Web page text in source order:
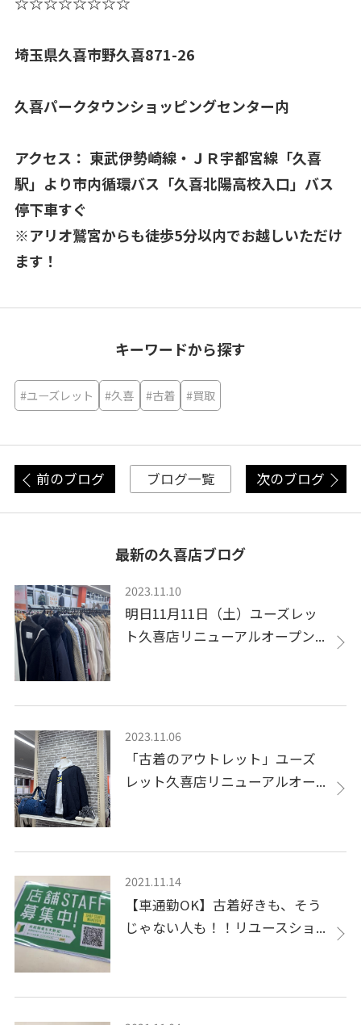
埼玉県久喜市野久喜871-26
久喜パークタウンショッピングセンター内
アクセス： 東武伊勢崎線・ＪＲ宇都宮線「久喜
駅」より市内循環バス「久喜北陽高校入口」バス
停下車すぐ
※アリオ鷲宮からも徒歩5分以内でお越しいただけ
ます！
キーワードから探す
#ユーズレット #久喜 #古着 #買取
前のブログ ブログ一覧 次のブログ
最新の久喜店ブログ
2023.11.10
明日11月11日（土）ユーズレッ
ト久喜店リニューアルオープン...
2023.11.06
「古着のアウトレット」ユーズ
レット久喜店リニューアルオー...
2021.11.14
【車通勤OK】古着好きも、そう
じゃない人も！！リユースショ...